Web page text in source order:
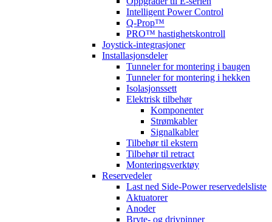
Intelligent Power Control
Q-Prop™
PRO™ hastighetskontroll
Joystick-integrasjoner
Installasjonsdeler
Tunneler for montering i baugen
Tunneler for montering i hekken
Isolasjonssett
Elektrisk tilbehør
Komponenter
Strømkabler
Signalkabler
Tilbehør til ekstern
Tilbehør til retract
Monteringsverktøy
Reservedeler
Last ned Side-Power reservedelsliste
Aktuatorer
Anoder
Bryte- og drivpinner